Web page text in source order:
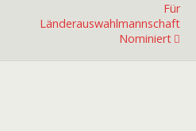
Für
Länderauswahlmannschaft
Nominiert